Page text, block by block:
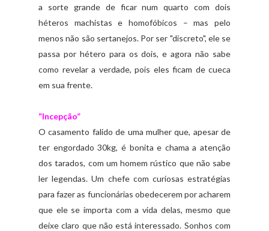
a sorte grande de ficar num quarto com dois
héteros machistas e homofóbicos – mas pelo
menos não são sertanejos. Por ser "discreto", ele se
passa por hétero para os dois, e agora não sabe
como revelar a verdade, pois eles ficam de cueca
em sua frente.
“Incepção”
O casamento falido de uma mulher que, apesar de
ter engordado 30kg, é bonita e chama a atenção
dos tarados, com um homem rústico que não sabe
ler legendas. Um chefe com curiosas estratégias
para fazer as funcionárias obedecerem por acharem
que ele se importa com a vida delas, mesmo que
deixe claro que não está interessado. Sonhos com